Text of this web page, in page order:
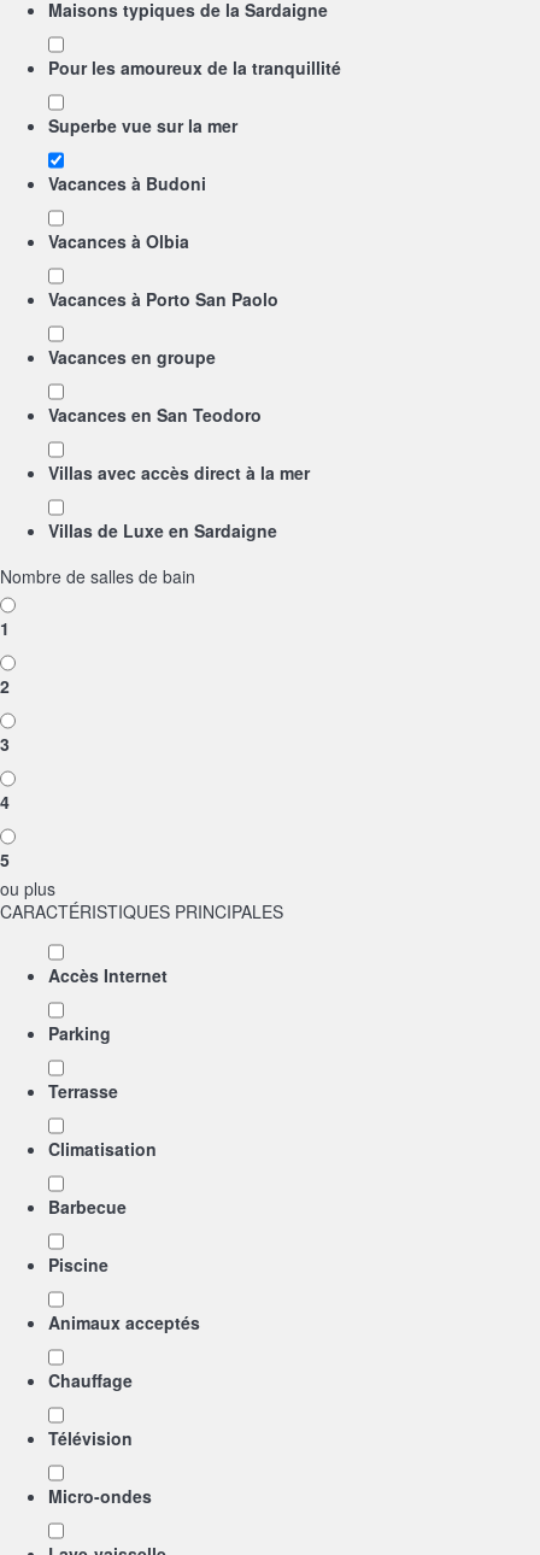
Maisons typiques de la Sardaigne
Pour les amoureux de la tranquillité
Superbe vue sur la mer
Vacances à Budoni
Vacances à Olbia
Vacances à Porto San Paolo
Vacances en groupe
Vacances en San Teodoro
Villas avec accès direct à la mer
Villas de Luxe en Sardaigne
Nombre de salles de bain
1
2
3
4
5
ou plus
CARACTÉRISTIQUES PRINCIPALES
Accès Internet
Parking
Terrasse
Climatisation
Barbecue
Piscine
Animaux acceptés
Chauffage
Télévision
Micro-ondes